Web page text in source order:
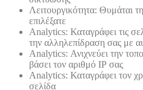
Λειτουργικότητα: Θυμάται
επιλέξατε
Analytics: Καταγράφει τις
την αλληλεπίδραση σας με
Analytics: Ανιχνεύει την
βάσει τον αριθμό ΙΡ σας
Analytics: Καταγράφει τον
σελίδα